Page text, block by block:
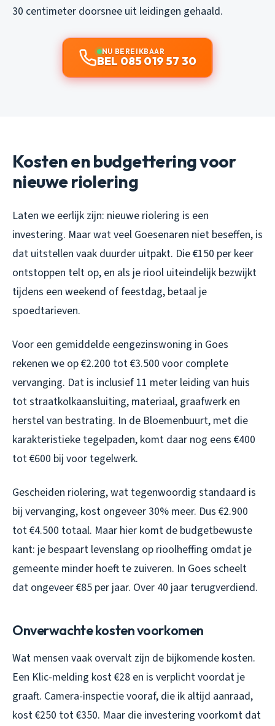
30 centimeter doorsnee uit leidingen gehaald.
NU BEREIKBAAR
BEL 085 019 57 30
Kosten en budgettering voor
nieuwe riolering
Laten we eerlijk zijn: nieuwe riolering is een
investering. Maar wat veel Goesenaren niet beseffen, is
dat uitstellen vaak duurder uitpakt. Die €150 per keer
ontstoppen telt op, en als je riool uiteindelijk bezwijkt
tijdens een weekend of feestdag, betaal je
spoedtarieven.
Voor een gemiddelde eengezinswoning in Goes
rekenen we op €2.200 tot €3.500 voor complete
vervanging. Dat is inclusief 11 meter leiding van huis
tot straatkolkaansluiting, materiaal, graafwerk en
herstel van bestrating. In de Bloemenbuurt, met die
karakteristieke tegelpaden, komt daar nog eens €400
tot €600 bij voor tegelwerk.
Gescheiden riolering, wat tegenwoordig standaard is
bij vervanging, kost ongeveer 30% meer. Dus €2.900
tot €4.500 totaal. Maar hier komt de budgetbewuste
kant: je bespaart levenslang op rioolheffing omdat je
gemeente minder hoeft te zuiveren. In Goes scheelt
dat ongeveer €85 per jaar. Over 40 jaar terugverdiend.
Onverwachte kosten voorkomen
Wat mensen vaak overvalt zijn de bijkomende kosten.
Een Klic-melding kost €28 en is verplicht voordat je
graaft. Camera-inspectie vooraf, die ik altijd aanraad,
kost €250 tot €350. Maar die investering voorkomt dat